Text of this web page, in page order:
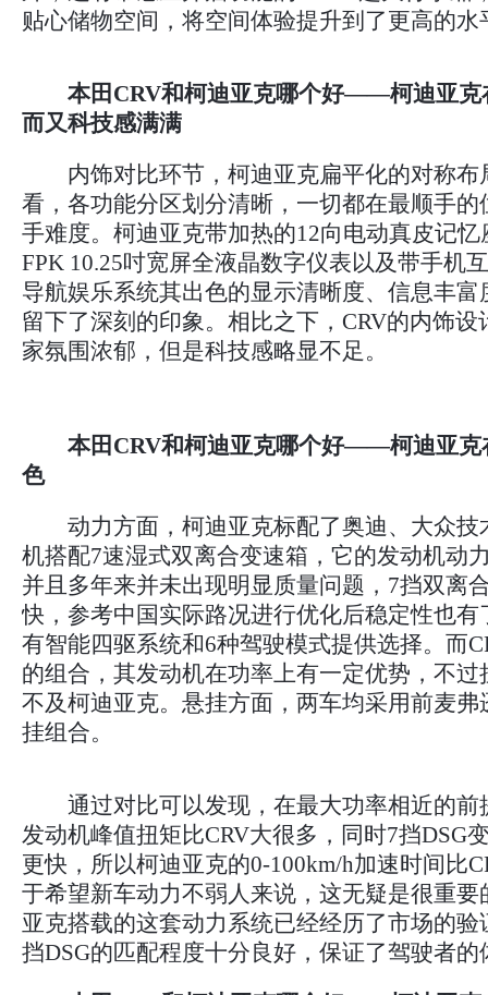
贴心储物空间，将空间体验提升到了更高的水
本田CRV和柯迪亚克哪个好——柯迪亚克
而又科技感满满
内饰对比环节，柯迪亚克扁平化的对称布
看，各功能分区划分清晰，一切都在最顺手的
手难度。柯迪亚克带加热的12向电动真皮记
FPK 10.25吋宽屏全液晶数字仪表以及带手机
导航娱乐系统其出色的显示清晰度、信息丰
留下了深刻的印象。相比之下，CRV的内饰
家氛围浓郁，但是科技感略显不足。
本田CRV和柯迪亚克哪个好——柯迪亚克
色
动力方面，柯迪亚克标配了奥迪、大众技
机搭配7速湿式双离合变速箱，它的发动机动
并且多年来并未出现明显质量问题，7挡双离
快，参考中国实际路况进行优化后稳定性也有
有智能四驱系统和6种驾驶模式提供选择。而
的组合，其发动机在功率上有一定优势，不
不及柯迪亚克。悬挂方面，两车均采用前麦
挂组合。
通过对比可以发现，在最大功率相近的前
发动机峰值扭矩比CRV大很多，同时7挡DSG
更快，所以柯迪亚克的0-100km/h加速时间比
于希望新车动力不弱人来说，这无疑是很重要
亚克搭载的这套动力系统已经经历了市场的验
挡DSG的匹配程度十分良好，保证了驾驶者的